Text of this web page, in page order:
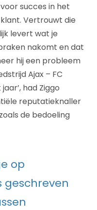
succes in het
Vertrouwt die
levert wat je
nakomt en dat
hij een probleem
Ajax – FC
had Ziggo
reputatieknaller
de bedoeling
op
geschreven